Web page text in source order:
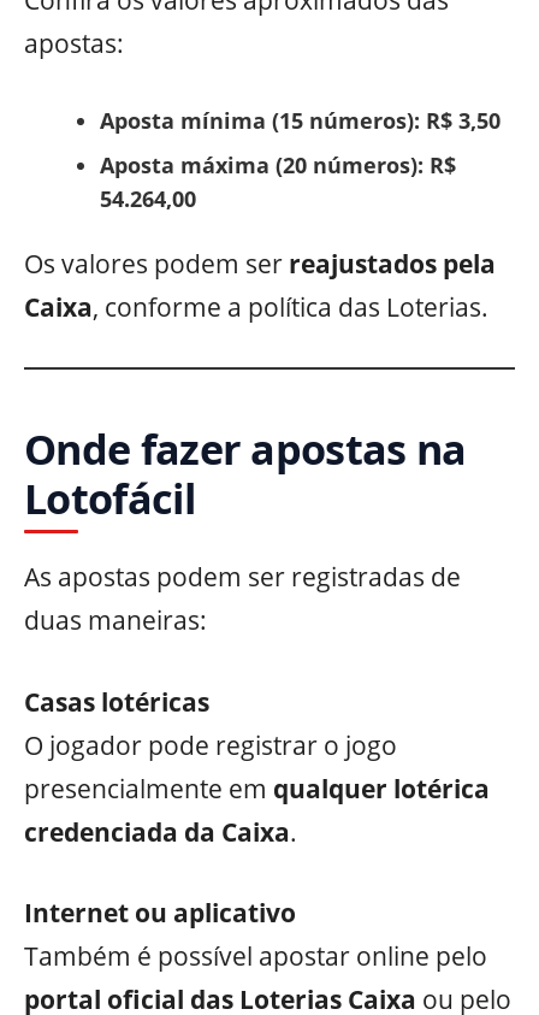
apostas:
Aposta mínima (15 números): R$ 3,50
Aposta máxima (20 números): R$
54.264,00
Os valores podem ser reajustados pela
Caixa, conforme a política das Loterias.
Onde fazer apostas na
Lotofácil
As apostas podem ser registradas de
duas maneiras:
Casas lotéricas
O jogador pode registrar o jogo
presencialmente em qualquer lotérica
credenciada da Caixa.
Internet ou aplicativo
Também é possível apostar online pelo
portal oficial das Loterias Caixa ou pelo